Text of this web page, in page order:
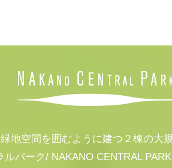
地空間を囲むように建つ２棟の大
ルパーク/ NAKANO CENTRAL